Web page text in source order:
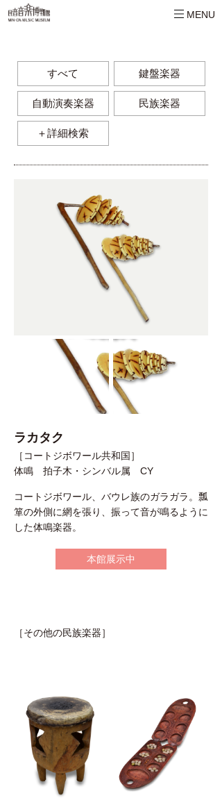
MENU
すべて 鍵盤楽器
自動演奏楽器 民族楽器
＋詳細検索
ラカタク
［コートジボワール共和国］
体鳴 拍子木・シンバル属 CY
コートジボワール、バウレ族のガラガラ。瓢
箪の外側に網を張り、振って音が鳴るように
した体鳴楽器。
本館展示中
［その他の民族楽器］